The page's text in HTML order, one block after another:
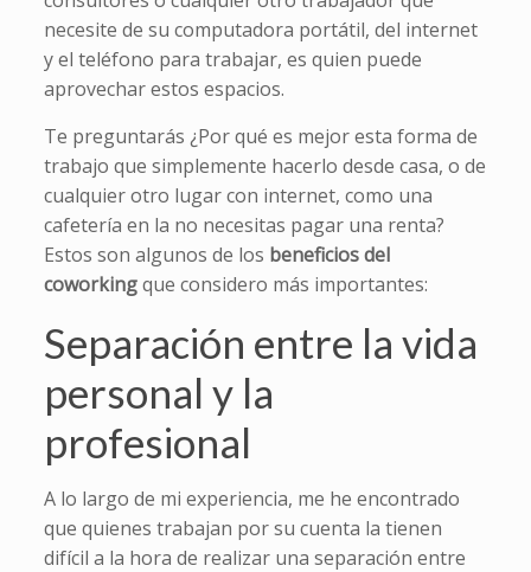
necesite de su computadora portátil, del internet
y el teléfono para trabajar, es quien puede
aprovechar estos espacios.
Te preguntarás ¿Por qué es mejor esta forma de
trabajo que simplemente hacerlo desde casa, o de
cualquier otro lugar con internet, como una
cafetería en la no necesitas pagar una renta?
Estos son algunos de los beneficios del
coworkingque considero más importantes:
Separación entre la vida
personal y la
profesional
A lo largo de mi experiencia, me he encontrado
que quienes trabajan por su cuenta la tienen
difícil a la hora de realizar una separación entre